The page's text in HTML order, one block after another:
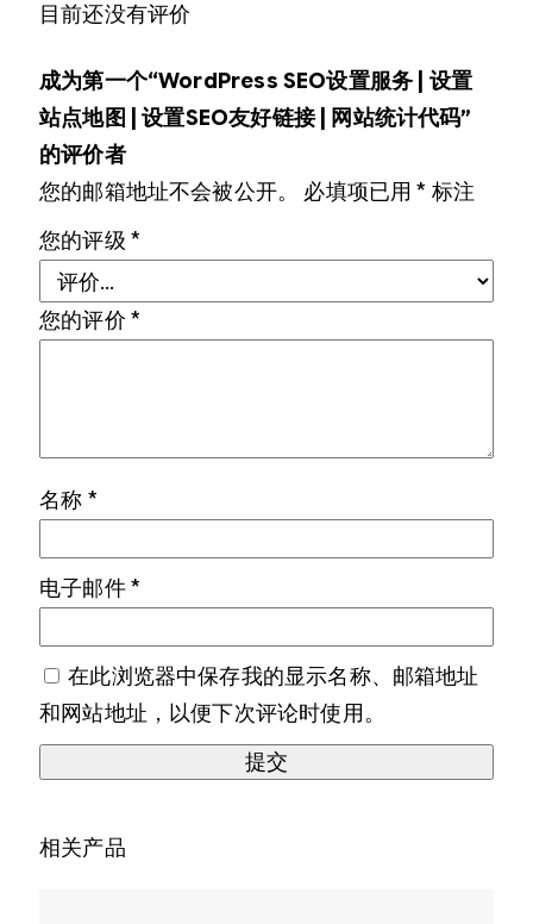
目前还没有评价
成为第一个“WordPress SEO设置服务 | 设置
站点地图 | 设置SEO友好链接 | 网站统计代码”
的评价者
您的邮箱地址不会被公开。
必填项已用* 标注
您的评级 *
您的评价 *
名称 *
电子邮件*
在此浏览器中保存我的显示名称、邮箱地址
和网站地址，以便下次评论时使用。
相关产品